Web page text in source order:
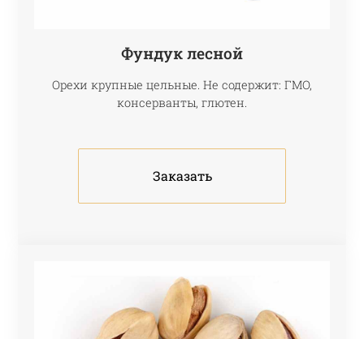
Фундук лесной
Орехи крупные цельные. Не содержит: ГМО,
консерванты, глютен.
Заказать